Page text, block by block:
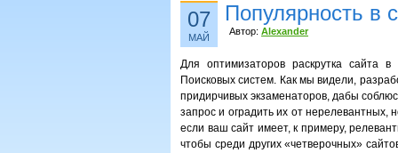
07
МАЙ
Популярность в
Автор: Alexander
Для оптимизаторов раскрутка сайта
Поисковых систем. Как мы видели,
придирчивых экзаменаторов, дабы
запрос и оградить их от нерелевантных,
если ваш сайт имеет, к примеру,
чтобы среди других «четверочных»